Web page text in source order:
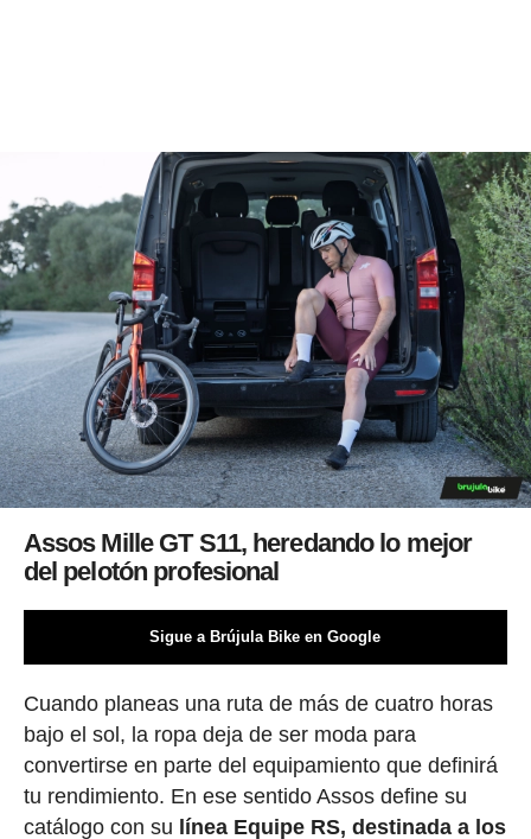
Assos Mille GT S11, heredando lo mejor
del pelotón profesional
Sigue a Brújula Bike en Google
Cuando planeas una ruta de más de cuatro horas
bajo el sol, la ropa deja de ser moda para
convertirse en parte del equipamiento que definirá
tu rendimiento. En ese sentido Assos define su
catálogo con su línea Equipe RS, destinada alos